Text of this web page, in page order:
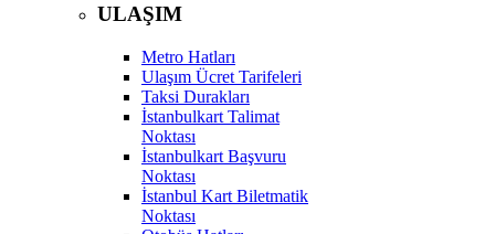
ULAŞIM
Metro Hatları
Ulaşım Ücret Tarifeleri
Taksi Durakları
İstanbulkart Talimat
Noktası
İstanbulkart Başvuru
Noktası
İstanbul Kart Biletmatik
Noktası